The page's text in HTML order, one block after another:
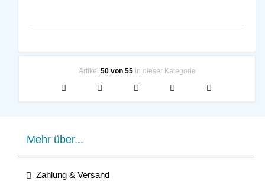
Artikel 50 von 55in dieser Kategorie
Mehr über...
Zahlung & Versand